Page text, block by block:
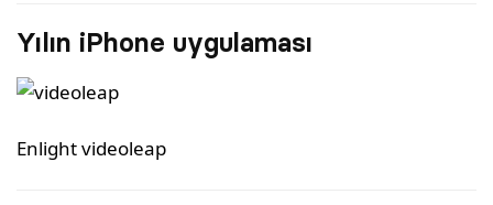
Yılın iPhone uygulaması
Enlight videoleap